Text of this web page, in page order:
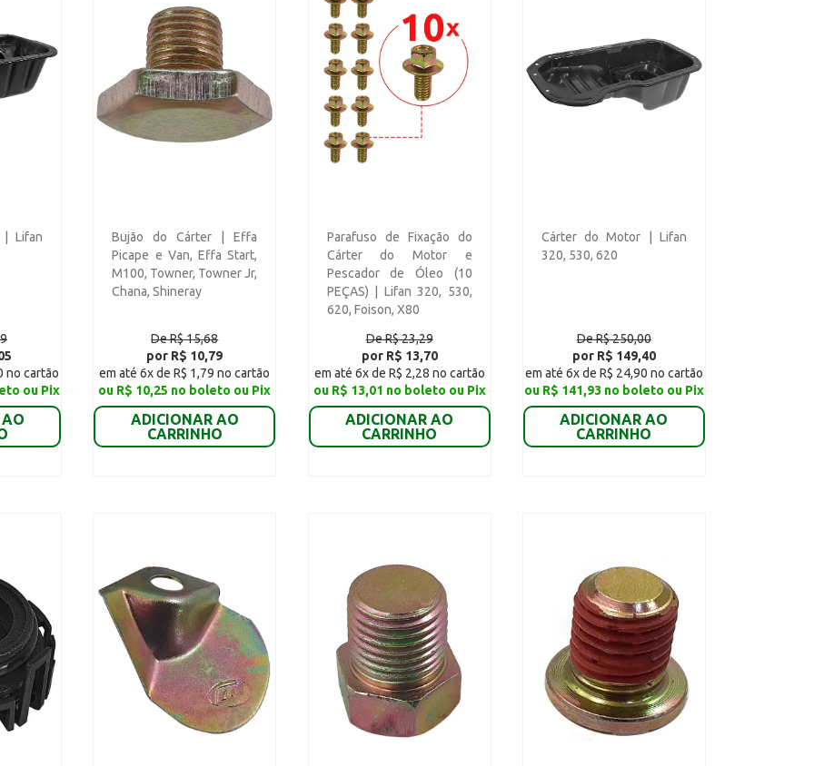
Lifan
no cartão
ou Pix
Bujão do Cárter | Effa
Picape e Van, Effa Start,
M100, Towner, Towner Jr,
Chana, Shineray
De R$ 15,68
por R$ 10,79
em até 6x de R$ 1,79 no cartão
ou R$ 10,25 no boleto ou Pix
ADICIONAR AO
CARRINHO
Parafuso de Fixação do
Cárter do Motor e
Pescador de Óleo (10
PEÇAS) | Lifan 320, 530,
620, Foison, X80
De R$ 23,29
por R$ 13,70
em até 6x de R$ 2,28 no cartão
ou R$ 13,01 no boleto ou Pix
ADICIONAR AO
CARRINHO
Cárter do Motor | Lifan
320, 530, 620
De R$ 250,00
por R$ 149,40
em até 6x de R$ 24,90 no cartão
ou R$ 141,93 no boleto ou Pix
ADICIONAR AO
CARRINHO